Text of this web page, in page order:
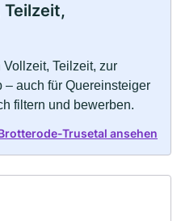
Teilzeit, zur
auch für Quereinsteiger
filtern und bewerben.
Trusetal ansehen